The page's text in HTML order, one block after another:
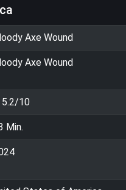
Axe Wound
Axe Wound
5.2/10
Min.